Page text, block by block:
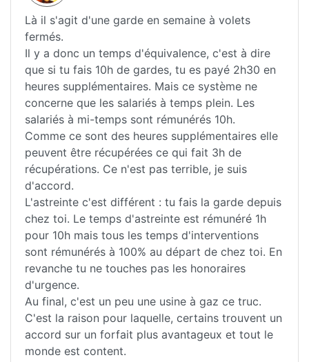
Là il s'agit d'une garde en semaine à volets
fermés.
Il y a donc un temps d'équivalence, c'est à dire
que si tu fais 10h de gardes, tu es payé 2h30 en
heures supplémentaires. Mais ce système ne
concerne que les salariés à temps plein. Les
salariés à mi-temps sont rémunérés 10h.
Comme ce sont des heures supplémentaires elle
peuvent être récupérées ce qui fait 3h de
récupérations. Ce n'est pas terrible, je suis
d'accord.
L'astreinte c'est différent : tu fais la garde depuis
chez toi. Le temps d'astreinte est rémunéré 1h
pour 10h mais tous les temps d'interventions
sont rémunérés à 100% au départ de chez toi. En
revanche tu ne touches pas les honoraires
d'urgence.
Au final, c'est un peu une usine à gaz ce truc.
C'est la raison pour laquelle, certains trouvent un
accord sur un forfait plus avantageux et tout le
monde est content.